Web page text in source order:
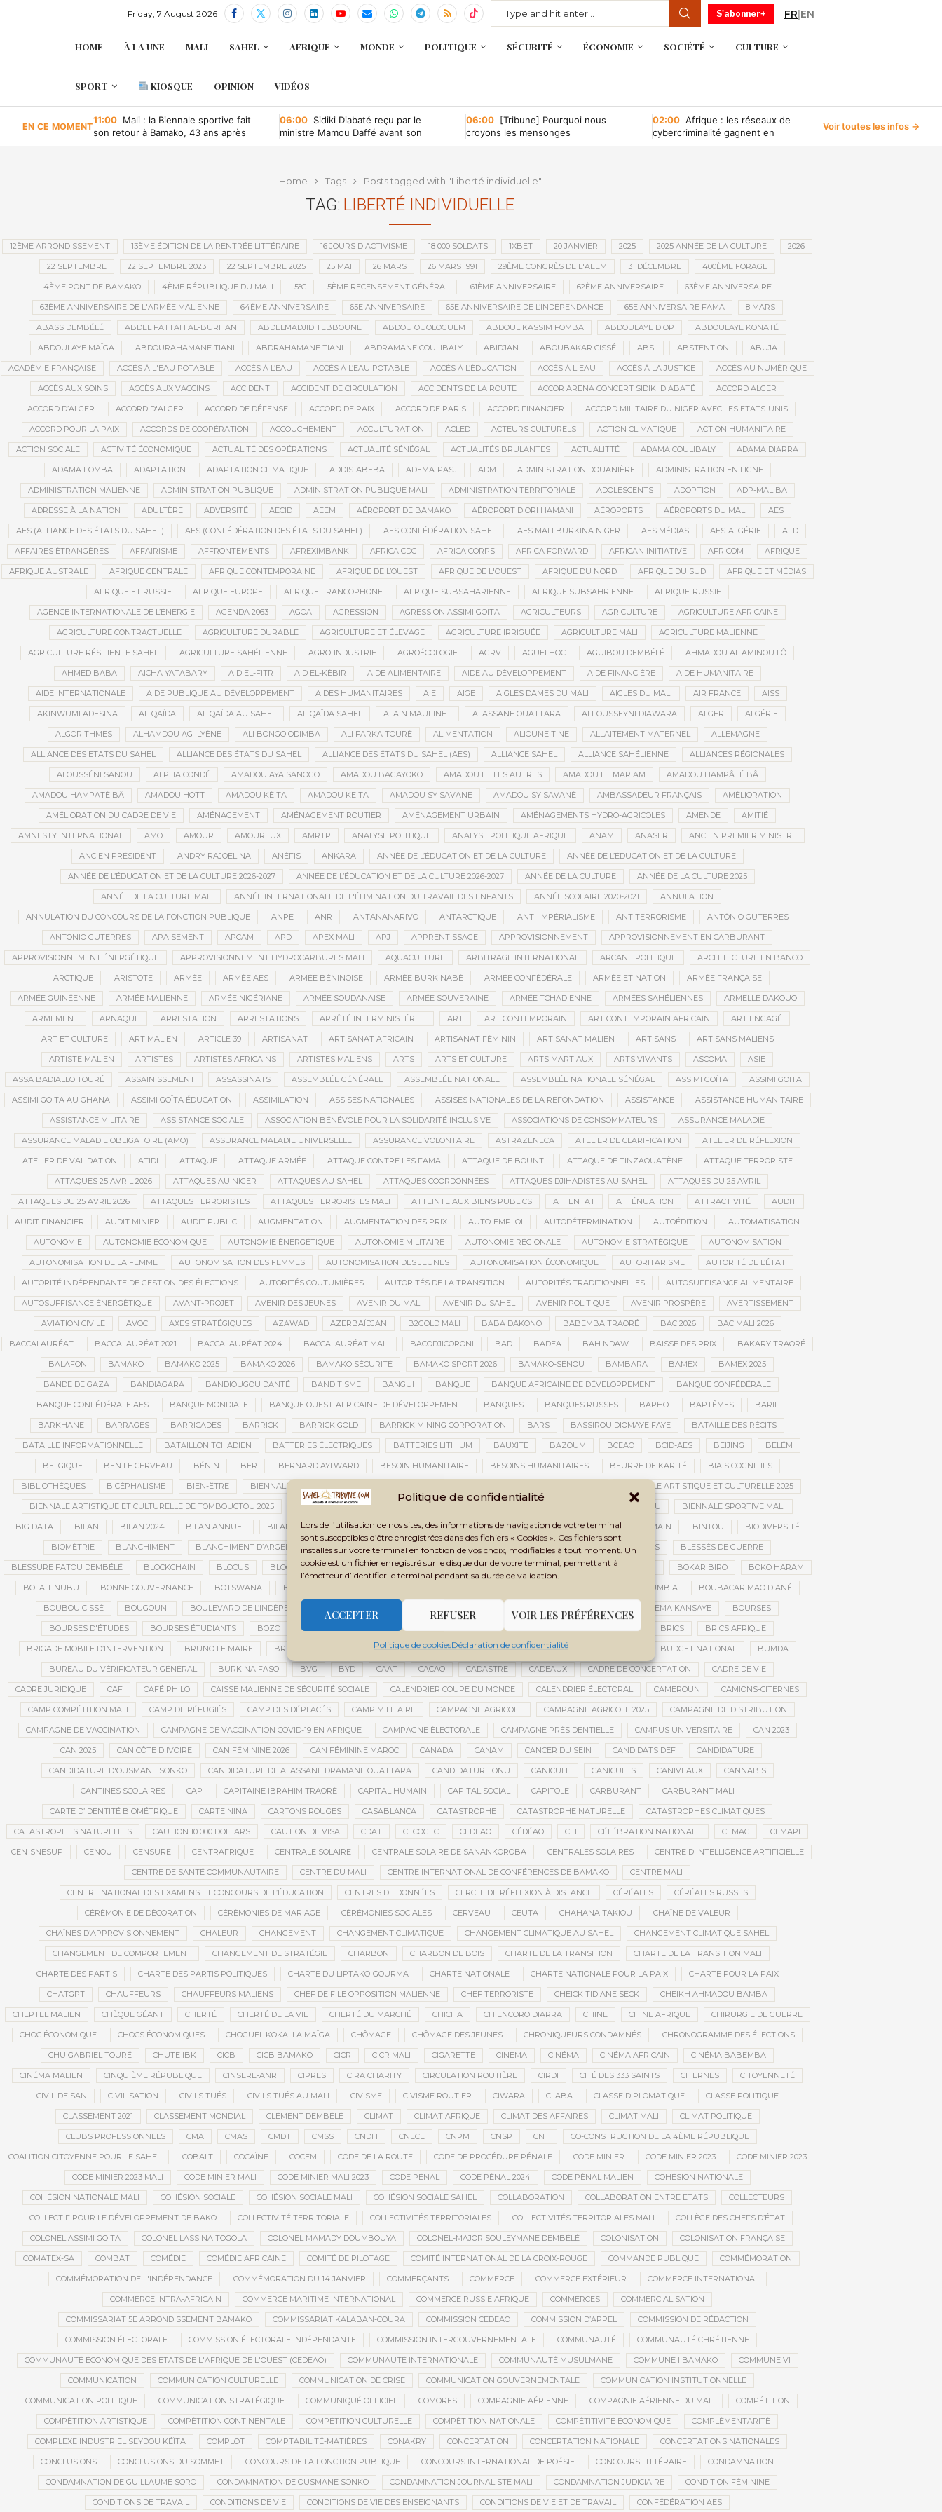
Politique de confidentialité
Lors de l’utilisation de nos sites, des informations de navigation de votre terminal
sont susceptibles d’être enregistrées dans des fichiers « Cookies ». Ces fichiers sont
installés sur votre terminal en fonction de vos choix, modifiables à tout moment. Un
cookie est un fichier enregistré sur le disque dur de votre terminal, permettant à
l’émetteur d’identifier le terminal pendant sa durée de validation.
ACCEPTER REFUSER VOIR LES PRÉFÉRENCES
Politique de cookiesDéclaration de confidentialité
Friday, 7 August 2026 S'abonner+ FR|EN
HOME À LA UNE MALI SAHEL AFRIQUE MONDE POLITIQUE SÉCURITÉ ÉCONOMIE SOCIÉTÉ CULTURE
SPORT KIOSQUE OPINION VIDÉOS
EN CE MOMENT
11:00 Mali : la Biennale sportive fait
son retour à Bamako, 43 ans après
06:00 Sidiki Diabaté reçu par le
ministre Mamou Daffé avant son
06:00 [Tribune] Pourquoi nous
croyons les mensonges
02:00 Afrique : les réseaux de
cybercriminalité gagnent en
Voir toutes les infos →
Home Tags Posts tagged with "Liberté individuelle"
TAG: LIBERTÉ INDIVIDUELLE
12ÈME ARRONDISSEMENT 13ÈME ÉDITION DE LA RENTRÉE LITTÉRAIRE 16 JOURS D'ACTIVISME 18 000 SOLDATS 1XBET 20 JANVIER 2025 2025 ANNÉE DE LA CULTURE 2026
22 SEPTEMBRE 22 SEPTEMBRE 2023 22 SEPTEMBRE 2025 25 MAI 26 MARS 26 MARS 1991 29ÈME CONGRÈS DE L'AEEM 31 DÉCEMBRE 400ÈME FORAGE
4ÈME PONT DE BAMAKO 4ÈME RÉPUBLIQUE DU MALI 5°C 5ÈME RECENSEMENT GÉNÉRAL 61ÈME ANNIVERSAIRE 62ÈME ANNIVERSAIRE 63ÈME ANNIVERSAIRE
63ÈME ANNIVERSAIRE DE L'ARMÉE MALIENNE 64ÈME ANNIVERSAIRE 65E ANNIVERSAIRE 65E ANNIVERSAIRE DE L’INDÉPENDANCE 65E ANNIVERSAIRE FAMA 8 MARS
ABASS DEMBÉLÉ ABDEL FATTAH AL-BURHAN ABDELMADJID TEBBOUNE ABDOU OUOLOGUEM ABDOUL KASSIM FOMBA ABDOULAYE DIOP ABDOULAYE KONATÉ
ABDOULAYE MAÏGA ABDOURAHAMANE TIANI ABDRAHAMANE TIANI ABDRAMANE COULIBALY ABIDJAN ABOUBAKAR CISSÉ ABSI ABSTENTION ABUJA
ACADÉMIE FRANÇAISE ACCÈS À L'EAU POTABLE ACCÈS À L’EAU ACCÈS À L’EAU POTABLE ACCÈS À L’ÉDUCATION ACCÈS À L'EAU ACCÈS À LA JUSTICE ACCÈS AU NUMÉRIQUE
ACCÈS AUX SOINS ACCÈS AUX VACCINS ACCIDENT ACCIDENT DE CIRCULATION ACCIDENTS DE LA ROUTE ACCOR ARENA CONCERT SIDIKI DIABATÉ ACCORD ALGER
ACCORD D’ALGER ACCORD D'ALGER ACCORD DE DÉFENSE ACCORD DE PAIX ACCORD DE PARIS ACCORD FINANCIER ACCORD MILITAIRE DU NIGER AVEC LES ETATS-UNIS
ACCORD POUR LA PAIX ACCORDS DE COOPÉRATION ACCOUCHEMENT ACCULTURATION ACLED ACTEURS CULTURELS ACTION CLIMATIQUE ACTION HUMANITAIRE
ACTION SOCIALE ACTIVITÉ ÉCONOMIQUE ACTUALITÉ DES OPÉRATIONS ACTUALITÉ SÉNÉGAL ACTUALITÉS BRULANTES ACTUALITTÉ ADAMA COULIBALY ADAMA DIARRA
ADAMA FOMBA ADAPTATION ADAPTATION CLIMATIQUE ADDIS-ABEBA ADEMA-PASJ ADM ADMINISTRATION DOUANIÈRE ADMINISTRATION EN LIGNE
ADMINISTRATION MALIENNE ADMINISTRATION PUBLIQUE ADMINISTRATION PUBLIQUE MALI ADMINISTRATION TERRITORIALE ADOLESCENTS ADOPTION ADP-MALIBA
ADRESSE À LA NATION ADULTÈRE ADVERSITÉ AECID AEEM AÉROPORT DE BAMAKO AÉROPORT DIORI HAMANI AÉROPORTS AÉROPORTS DU MALI AES
AES (ALLIANCE DES ÉTATS DU SAHEL) AES (CONFÉDÉRATION DES ÉTATS DU SAHEL) AES CONFÉDÉRATION SAHEL AES MALI BURKINA NIGER AES MÉDIAS AES-ALGÉRIE AFD
AFFAIRES ÉTRANGÈRES AFFAIRISME AFFRONTEMENTS AFREXIMBANK AFRICA CDC AFRICA CORPS AFRICA FORWARD AFRICAN INITIATIVE AFRICOM AFRIQUE
AFRIQUE AUSTRALE AFRIQUE CENTRALE AFRIQUE CONTEMPORAINE AFRIQUE DE L’OUEST AFRIQUE DE L'OUEST AFRIQUE DU NORD AFRIQUE DU SUD AFRIQUE ET MÉDIAS
AFRIQUE ET RUSSIE AFRIQUE EUROPE AFRIQUE FRANCOPHONE AFRIQUE SUBSAHARIENNE AFRIQUE SUBSAHRIENNE AFRIQUE-RUSSIE
AGENCE INTERNATIONALE DE L’ÉNERGIE AGENDA 2063 AGOA AGRESSION AGRESSION ASSIMI GOITA AGRICULTEURS AGRICULTURE AGRICULTURE AFRICAINE
AGRICULTURE CONTRACTUELLE AGRICULTURE DURABLE AGRICULTURE ET ÉLEVAGE AGRICULTURE IRRIGUÉE AGRICULTURE MALI AGRICULTURE MALIENNE
AGRICULTURE RÉSILIENTE SAHEL AGRICULTURE SAHÉLIENNE AGRO-INDUSTRIE AGROÉCOLOGIE AGRV AGUELHOC AGUIBOU DEMBÉLÉ AHMADOU AL AMINOU LÔ
AHMED BABA AÏCHA YATABARY AÏD EL-FITR AÏD EL-KÉBIR AIDE ALIMENTAIRE AIDE AU DÉVELOPPEMENT AIDE FINANCIÈRE AIDE HUMANITAIRE
AIDE INTERNATIONALE AIDE PUBLIQUE AU DÉVELOPPEMENT AIDES HUMANITAIRES AIE AIGE AIGLES DAMES DU MALI AIGLES DU MALI AIR FRANCE AISS
AKINWUMI ADESINA AL-QAÏDA AL-QAÏDA AU SAHEL AL-QAÏDA SAHEL ALAIN MAUFINET ALASSANE OUATTARA ALFOUSSEYNI DIAWARA ALGER ALGÉRIE
ALGORITHMES ALHAMDOU AG ILYÈNE ALI BONGO ODIMBA ALI FARKA TOURÉ ALIMENTATION ALIOUNE TINE ALLAITEMENT MATERNEL ALLEMAGNE
ALLIANCE DES ETATS DU SAHEL ALLIANCE DES ÉTATS DU SAHEL ALLIANCE DES ÉTATS DU SAHEL (AES) ALLIANCE SAHEL ALLIANCE SAHÉLIENNE ALLIANCES RÉGIONALES
ALOUSSÉNI SANOU ALPHA CONDÉ AMADOU AYA SANOGO AMADOU BAGAYOKO AMADOU ET LES AUTRES AMADOU ET MARIAM AMADOU HAMPÂTÉ BÂ
AMADOU HAMPATÉ BÂ AMADOU HOTT AMADOU KÉITA AMADOU KEÏTA AMADOU SY SAVANE AMADOU SY SAVANÉ AMBASSADEUR FRANÇAIS AMÉLIORATION
AMÉLIORATION DU CADRE DE VIE AMÉNAGEMENT AMÉNAGEMENT ROUTIER AMÉNAGEMENT URBAIN AMÉNAGEMENTS HYDRO-AGRICOLES AMENDE AMITIÉ
AMNESTY INTERNATIONAL AMO AMOUR AMOUREUX AMRTP ANALYSE POLITIQUE ANALYSE POLITIQUE AFRIQUE ANAM ANASER ANCIEN PREMIER MINISTRE
ANCIEN PRÉSIDENT ANDRY RAJOELINA ANÉFIS ANKARA ANNÉE DE L’ÉDUCATION ET DE LA CULTURE ANNÉE DE L’ÉDUCATION ET DE LA CULTURE
ANNÉE DE L’ÉDUCATION ET DE LA CULTURE 2026-2027 ANNÉE DE L’ÉDUCATION ET DE LA CULTURE 2026-2027 ANNÉE DE LA CULTURE ANNÉE DE LA CULTURE 2025
ANNÉE DE LA CULTURE MALI ANNÉE INTERNATIONALE DE L'ÉLIMINATION DU TRAVAIL DES ENFANTS ANNÉE SCOLAIRE 2020-2021 ANNULATION
ANNULATION DU CONCOURS DE LA FONCTION PUBLIQUE ANPE ANR ANTANANARIVO ANTARCTIQUE ANTI-IMPÉRIALISME ANTITERRORISME ANTÓNIO GUTERRES
ANTONIO GUTERRES APAISEMENT APCAM APD APEX MALI APJ APPRENTISSAGE APPROVISIONNEMENT APPROVISIONNEMENT EN CARBURANT
APPROVISIONNEMENT ÉNERGÉTIQUE APPROVISIONNEMENT HYDROCARBURES MALI AQUACULTURE ARBITRAGE INTERNATIONAL ARCANE POLITIQUE ARCHITECTURE EN BANCO
ARCTIQUE ARISTOTE ARMÉE ARMÉE AES ARMÉE BÉNINOISE ARMÉE BURKINABÉ ARMÉE CONFÉDÉRALE ARMÉE ET NATION ARMÉE FRANÇAISE
ARMÉE GUINÉENNE ARMÉE MALIENNE ARMÉE NIGÉRIANE ARMÉE SOUDANAISE ARMÉE SOUVERAINE ARMÉE TCHADIENNE ARMÉES SAHÉLIENNES ARMELLE DAKOUO
ARMEMENT ARNAQUE ARRESTATION ARRESTATIONS ARRÊTÉ INTERMINISTÉRIEL ART ART CONTEMPORAIN ART CONTEMPORAIN AFRICAIN ART ENGAGÉ
ART ET CULTURE ART MALIEN ARTICLE 39 ARTISANAT ARTISANAT AFRICAIN ARTISANAT FÉMININ ARTISANAT MALIEN ARTISANS ARTISANS MALIENS
ARTISTE MALIEN ARTISTES ARTISTES AFRICAINS ARTISTES MALIENS ARTS ARTS ET CULTURE ARTS MARTIAUX ARTS VIVANTS ASCOMA ASIE
ASSA BADIALLO TOURÉ ASSAINISSEMENT ASSASSINATS ASSEMBLÉE GÉNÉRALE ASSEMBLÉE NATIONALE ASSEMBLÉE NATIONALE SÉNÉGAL ASSIMI GOÏTA ASSIMI GOITA
ASSIMI GOITA AU GHANA ASSIMI GOÏTA ÉDUCATION ASSIMILATION ASSISES NATIONALES ASSISES NATIONALES DE LA REFONDATION ASSISTANCE ASSISTANCE HUMANITAIRE
ASSISTANCE MILITAIRE ASSISTANCE SOCIALE ASSOCIATION BÉNÉVOLE POUR LA SOLIDARITÉ INCLUSIVE ASSOCIATIONS DE CONSOMMATEURS ASSURANCE MALADIE
ASSURANCE MALADIE OBLIGATOIRE (AMO) ASSURANCE MALADIE UNIVERSELLE ASSURANCE VOLONTAIRE ASTRAZENECA ATELIER DE CLARIFICATION ATELIER DE RÉFLEXION
ATELIER DE VALIDATION ATIDI ATTAQUE ATTAQUE ARMÉE ATTAQUE CONTRE LES FAMA ATTAQUE DE BOUNTI ATTAQUE DE TINZAOUATÈNE ATTAQUE TERRORISTE
ATTAQUES 25 AVRIL 2026 ATTAQUES AU NIGER ATTAQUES AU SAHEL ATTAQUES COORDONNÉES ATTAQUES DJIHADISTES AU SAHEL ATTAQUES DU 25 AVRIL
ATTAQUES DU 25 AVRIL 2026 ATTAQUES TERRORISTES ATTAQUES TERRORISTES MALI ATTEINTE AUX BIENS PUBLICS ATTENTAT ATTÉNUATION ATTRACTIVITÉ AUDIT
AUDIT FINANCIER AUDIT MINIER AUDIT PUBLIC AUGMENTATION AUGMENTATION DES PRIX AUTO-EMPLOI AUTODÉTERMINATION AUTOÉDITION AUTOMATISATION
AUTONOMIE AUTONOMIE ÉCONOMIQUE AUTONOMIE ÉNERGÉTIQUE AUTONOMIE MILITAIRE AUTONOMIE RÉGIONALE AUTONOMIE STRATÉGIQUE AUTONOMISATION
AUTONOMISATION DE LA FEMME AUTONOMISATION DES FEMMES AUTONOMISATION DES JEUNES AUTONOMISATION ÉCONOMIQUE AUTORITARISME AUTORITÉ DE L’ÉTAT
AUTORITÉ INDÉPENDANTE DE GESTION DES ÉLECTIONS AUTORITÉS COUTUMIÈRES AUTORITÉS DE LA TRANSITION AUTORITÉS TRADITIONNELLES AUTOSUFFISANCE ALIMENTAIRE
AUTOSUFFISANCE ÉNERGÉTIQUE AVANT-PROJET AVENIR DES JEUNES AVENIR DU MALI AVENIR DU SAHEL AVENIR POLITIQUE AVENIR PROSPÈRE AVERTISSEMENT
AVIATION CIVILE AVOC AXES STRATÉGIQUES AZAWAD AZERBAÏDJAN B2GOLD MALI BABA DAKONO BABEMBA TRAORÉ BAC 2026 BAC MALI 2026
BACCALAURÉAT BACCALAURÉAT 2021 BACCALAURÉAT 2024 BACCALAURÉAT MALI BACODJICORONI BAD BADEA BAH NDAW BAISSE DES PRIX BAKARY TRAORÉ
BALAFON BAMAKO BAMAKO 2025 BAMAKO 2026 BAMAKO SÉCURITÉ BAMAKO SPORT 2026 BAMAKO-SÉNOU BAMBARA BAMEX BAMEX 2025
BANDE DE GAZA BANDIAGARA BANDIOUGOU DANTÉ BANDITISME BANGUI BANQUE BANQUE AFRICAINE DE DÉVELOPPEMENT BANQUE CONFÉDÉRALE
BANQUE CONFÉDÉRALE AES BANQUE MONDIALE BANQUE OUEST-AFRICAINE DE DÉVELOPPEMENT BANQUES BANQUES RUSSES BAPHO BAPTÊMES BARIL
BARKHANE BARRAGES BARRICADES BARRICK BARRICK GOLD BARRICK MINING CORPORATION BARS BASSIROU DIOMAYE FAYE BATAILLE DES RÉCITS
BATAILLE INFORMATIONNELLE BATAILLON TCHADIEN BATTERIES ÉLECTRIQUES BATTERIES LITHIUM BAUXITE BAZOUM BCEAO BCID-AES BEIJING BELÉM
BELGIQUE BEN LE CERVEAU BÉNIN BER BERNARD AYLWARD BESOIN HUMANITAIRE BESOINS HUMANITAIRES BEURRE DE KARITÉ BIAIS COGNITIFS
BIBLIOTHÈQUES BICÉPHALISME BIEN-ÊTRE BIENNALE AFRICAINE DE LA PHOTOGRAPHIE BIENNALE ARTISTIQUE ET CULTURELLE 2025
BIENNALE ARTISTIQUE ET CULTURELLE DE TOMBOUCTOU 2025 BIENNALE ARTISTIQUE ET CULTURELLE TOMBOUCTOU 2025 BIENNALE DE TOMBOUCTOU BIENNALE SPORTIVE MALI
BIG DATA BILAN BILAN 2024 BILAN ANNUEL BILAN DE LA TRANSITION BILAN DES ACTIVITÉS BILAN ET PERSPECTIVES BILAN HUMAIN BINTOU BIODIVERSITÉ
BIOMÉTRIE BLANCHIMENT BLANCHIMENT D’ARGENT BLANCHIMENT DE CAPITAUX BLASPHÈME BLÉ BLÉ RUSSE BLESSÉS BLESSÉS DE GUERRE
BLESSURE FATOU DEMBÉLÉ BLOCKCHAIN BLOCUS BLOCUS ÉCONOMIQUE BLOGING BNDA BOAD BOBO-DIOULASSO BOGOLAN BOKAR BIRO BOKO HARAM
BOLA TINUBU BONNE GOUVERNANCE BOTSWANA BOUARÉ FILY SISSOKO BOUBACAR DOUMBIA BOUBACAR MAO DIANÉ
BOUBOU CISSÉ BOUGOUNI BOULEVARD DE L’INDÉPENDANCE BOUREM BOURÉMA KANSAYE BOURSES
BOURSES D'ÉTUDES BOURSES ÉTUDIANTS BOZO BRASSAGE CULTUREL BRÉSIL BRICE OLIGUI NGUEMA BRICS BRICS AFRIQUE
BRIGADE MOBILE D’INTERVENTION BRUNO LE MAIRE BRUXELLES BUDGET 2027-2029 BUDGET AGRICOLE BUDGET DE LA PRÉSIDENCE BUDGET NATIONAL BUMDA
BUREAU DU VÉRIFICATEUR GÉNÉRAL BURKINA FASO BVG BYD CAAT CACAO CADASTRE CADEAUX CADRE DE CONCERTATION CADRE DE VIE
CADRE JURIDIQUE CAF CAFÉ PHILO CAISSE MALIENNE DE SÉCURITÉ SOCIALE CALENDRIER COUPE DU MONDE CALENDRIER ÉLECTORAL CAMEROUN CAMIONS-CITERNES
CAMP COMPÉTITION MALI CAMP DE RÉFUGIÉS CAMP DES DÉPLACÉS CAMP MILITAIRE CAMPAGNE AGRICOLE CAMPAGNE AGRICOLE 2025 CAMPAGNE DE DISTRIBUTION
CAMPAGNE DE VACCINATION CAMPAGNE DE VACCINATION COVID-19 EN AFRIQUE CAMPAGNE ÉLECTORALE CAMPAGNE PRÉSIDENTIELLE CAMPUS UNIVERSITAIRE CAN 2023
CAN 2025 CAN CÔTE D'IVOIRE CAN FÉMININE 2026 CAN FÉMININE MAROC CANADA CANAM CANCER DU SEIN CANDIDATS DEF CANDIDATURE
CANDIDATURE D'OUSMANE SONKO CANDIDATURE DE ALASSANE DRAMANE OUATTARA CANDIDATURE ONU CANICULE CANICULES CANIVEAUX CANNABIS
CANTINES SCOLAIRES CAP CAPITAINE IBRAHIM TRAORÉ CAPITAL HUMAIN CAPITAL SOCIAL CAPITOLE CARBURANT CARBURANT MALI
CARTE D’IDENTITÉ BIOMÉTRIQUE CARTE NINA CARTONS ROUGES CASABLANCA CATASTROPHE CATASTROPHE NATURELLE CATASTROPHES CLIMATIQUES
CATASTROPHES NATURELLES CAUTION 10 000 DOLLARS CAUTION DE VISA CDAT CECOGEC CEDEAO CÉDÉAO CEI CÉLÉBRATION NATIONALE CEMAC CEMAPI
CEN-SNESUP CENOU CENSURE CENTRAFRIQUE CENTRALE SOLAIRE CENTRALE SOLAIRE DE SANANKOROBA CENTRALES SOLAIRES CENTRE D'INTELLIGENCE ARTIFICIELLE
CENTRE DE SANTÉ COMMUNAUTAIRE CENTRE DU MALI CENTRE INTERNATIONAL DE CONFÉRENCES DE BAMAKO CENTRE MALI
CENTRE NATIONAL DES EXAMENS ET CONCOURS DE L’ÉDUCATION CENTRES DE DONNÉES CERCLE DE RÉFLEXION À DISTANCE CÉRÉALES CÉRÉALES RUSSES
CÉRÉMONIE DE DÉCORATION CÉRÉMONIES DE MARIAGE CÉRÉMONIES SOCIALES CERVEAU CEUTA CHAHANA TAKIOU CHAÎNE DE VALEUR
CHAÎNES D’APPROVISIONNEMENT CHALEUR CHANGEMENT CHANGEMENT CLIMATIQUE CHANGEMENT CLIMATIQUE AU SAHEL CHANGEMENT CLIMATIQUE SAHEL
CHANGEMENT DE COMPORTEMENT CHANGEMENT DE STRATÉGIE CHARBON CHARBON DE BOIS CHARTE DE LA TRANSITION CHARTE DE LA TRANSITION MALI
CHARTE DES PARTIS CHARTE DES PARTIS POLITIQUES CHARTE DU LIPTAKO-GOURMA CHARTE NATIONALE CHARTE NATIONALE POUR LA PAIX CHARTE POUR LA PAIX
CHATGPT CHAUFFEURS CHAUFFEURS MALIENS CHEF DE FILE OPPOSITION MALIENNE CHEF TERRORISTE CHEICK TIDIANE SECK CHEIKH AHMADOU BAMBA
CHEPTEL MALIEN CHÈQUE GÉANT CHERTÉ CHERTÉ DE LA VIE CHERTÉ DU MARCHÉ CHICHA CHIENCORO DIARRA CHINE CHINE AFRIQUE CHIRURGIE DE GUERRE
CHOC ÉCONOMIQUE CHOCS ÉCONOMIQUES CHOGUEL KOKALLA MAÏGA CHÔMAGE CHÔMAGE DES JEUNES CHRONIQUEURS CONDAMNÉS CHRONOGRAMME DES ÉLECTIONS
CHU GABRIEL TOURÉ CHUTE IBK CICB CICB BAMAKO CICR CICR MALI CIGARETTE CINEMA CINÉMA CINÉMA AFRICAIN CINÉMA BABEMBA
CINÉMA MALIEN CINQUIÈME RÉPUBLIQUE CINSERE-ANR CIPRES CIRA CHARITY CIRCULATION ROUTIÈRE CIRDI CITÉ DES 333 SAINTS CITERNES CITOYENNETÉ
CIVIL DE SAN CIVILISATION CIVILS TUÉS CIVILS TUÉS AU MALI CIVISME CIVISME ROUTIER CIWARA CLABA CLASSE DIPLOMATIQUE CLASSE POLITIQUE
CLASSEMENT 2021 CLASSEMENT MONDIAL CLÉMENT DEMBÉLÉ CLIMAT CLIMAT AFRIQUE CLIMAT DES AFFAIRES CLIMAT MALI CLIMAT POLITIQUE
CLUBS PROFESSIONNELS CMA CMAS CMDT CMSS CNDH CNECE CNPM CNSP CNT CO-CONSTRUCTION DE LA 4ÈME RÉPUBLIQUE
COALITION CITOYENNE POUR LE SAHEL COBALT COCAÏNE COCEM CODE DE LA ROUTE CODE DE PROCÉDURE PÉNALE CODE MINIER CODE MINIER 2023 CODE MINIER 2023
CODE MINIER 2023 MALI CODE MINIER MALI CODE MINIER MALI 2023 CODE PÉNAL CODE PÉNAL 2024 CODE PÉNAL MALIEN COHÉSION NATIONALE
COHÉSION NATIONALE MALI COHÉSION SOCIALE COHÉSION SOCIALE MALI COHÉSION SOCIALE SAHEL COLLABORATION COLLABORATION ENTRE ETATS COLLECTEURS
COLLECTIF POUR LE DÉVELOPPEMENT DE BAKO COLLECTIVITÉ TERRITORIALE COLLECTIVITÉS TERRITORIALES COLLECTIVITÉS TERRITORIALES MALI COLLÈGE DES CHEFS D’ÉTAT
COLONEL ASSIMI GOÏTA COLONEL LASSINA TOGOLA COLONEL MAMADY DOUMBOUYA COLONEL-MAJOR SOULEYMANE DEMBÉLÉ COLONISATION COLONISATION FRANÇAISE
COMATEX-SA COMBAT COMÉDIE COMÉDIE AFRICAINE COMITÉ DE PILOTAGE COMITÉ INTERNATIONAL DE LA CROIX-ROUGE COMMANDE PUBLIQUE COMMÉMORATION
COMMÉMORATION DE L'INDÉPENDANCE COMMÉMORATION DU 14 JANVIER COMMERÇANTS COMMERCE COMMERCE EXTÉRIEUR COMMERCE INTERNATIONAL
COMMERCE INTRA-AFRICAIN COMMERCE MARITIME INTERNATIONAL COMMERCE RUSSIE AFRIQUE COMMERCES COMMERCIALISATION
COMMISSARIAT 5E ARRONDISSEMENT BAMAKO COMMISSARIAT KALABAN-COURA COMMISSION CEDEAO COMMISSION D’APPEL COMMISSION DE RÉDACTION
COMMISSION ÉLECTORALE COMMISSION ÉLECTORALE INDÉPENDANTE COMMISSION INTERGOUVERNEMENTALE COMMUNAUTÉ COMMUNAUTÉ CHRÉTIENNE
COMMUNAUTÉ ÉCONOMIQUE DES ETATS DE L'AFRIQUE DE L'OUEST (CEDEAO) COMMUNAUTÉ INTERNATIONALE COMMUNAUTÉ MUSULMANE COMMUNE I BAMAKO COMMUNE VI
COMMUNICATION COMMUNICATION CULTURELLE COMMUNICATION DE CRISE COMMUNICATION GOUVERNEMENTALE COMMUNICATION INSTITUTIONNELLE
COMMUNICATION POLITIQUE COMMUNICATION STRATÉGIQUE COMMUNIQUÉ OFFICIEL COMORES COMPAGNIE AÉRIENNE COMPAGNIE AÉRIENNE DU MALI COMPÉTITION
COMPÉTITION ARTISTIQUE COMPÉTITION CONTINENTALE COMPÉTITION CULTURELLE COMPÉTITION NATIONALE COMPÉTITIVITÉ ÉCONOMIQUE COMPLÉMENTARITÉ
COMPLEXE INDUSTRIEL SEYDOU KÉÏTA COMPLOT COMPTABILITÉ-MATIÈRES CONAKRY CONCERTATION CONCERTATION NATIONALE CONCERTATIONS NATIONALES
CONCLUSIONS CONCLUSIONS DU SOMMET CONCOURS DE LA FONCTION PUBLIQUE CONCOURS INTERNATIONAL DE POÉSIE CONCOURS LITTÉRAIRE CONDAMNATION
CONDAMNATION DE GUILLAUME SORO CONDAMNATION DE OUSMANE SONKO CONDAMNATION JOURNALISTE MALI CONDAMNATION JUDICIAIRE CONDITION FÉMININE
CONDITIONS DE TRAVAIL CONDITIONS DE VIE CONDITIONS DE VIE DES ENSEIGNANTS CONDITIONS DE VIE ET DE TRAVAIL CONFÉDÉRATION AES